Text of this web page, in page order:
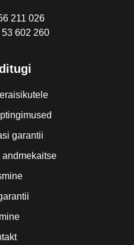
211 026
53 602 260
garantii
andmekaitse